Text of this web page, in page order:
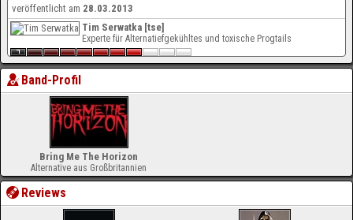
veröffentlicht am 28.03.2013
Tim Serwatka [tse]
Experte für Alternatiefgekühltes und toxische Progtails
Band-Profil
Bring Me The Horizon
Alternative aus Großbritannien
Reviews